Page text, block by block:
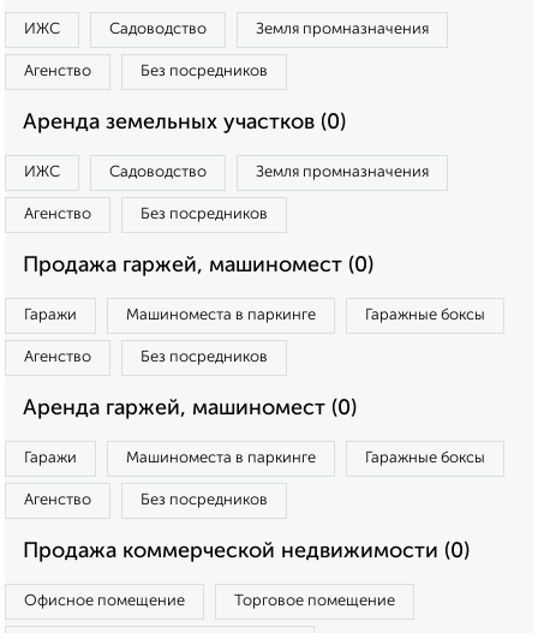
ИЖС Садоводство Земля промназначения
Агенство Без посредников
Аренда земельных участков (0)
ИЖС Садоводство Земля промназначения
Агенство Без посредников
Продажа гаржей, машиномест (0)
Гаражи Машиноместа в паркинге Гаражные боксы
Агенство Без посредников
Аренда гаржей, машиномест (0)
Гаражи Машиноместа в паркинге Гаражные боксы
Агенство Без посредников
Продажа коммерческой недвижимости (0)
Офисное помещение Торговое помещение